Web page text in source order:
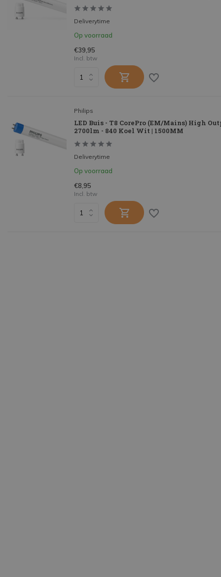
Deliverytime
Op voorraad
€39,95
Incl. btw
Philips
LED Buis - T8 CorePro (EM/Mains) High
2700lm - 840 Koel Wit | 1500MM
Deliverytime
Op voorraad
€8,95
Incl. btw